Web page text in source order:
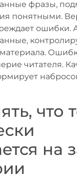
фразы,
понятными.
ошибки.
читателя.
что
на